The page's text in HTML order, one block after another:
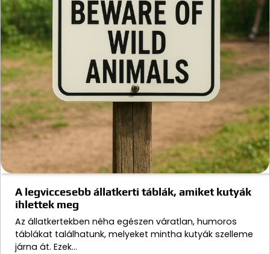
A legviccesebb állatkerti táblák, amiket kutyák
ihlettek meg
Az állatkertekben néha egészen váratlan, humoros
táblákat találhatunk, melyeket mintha kutyák szelleme
járna át. Ezek…